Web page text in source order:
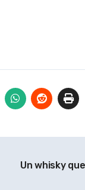
Un whisky